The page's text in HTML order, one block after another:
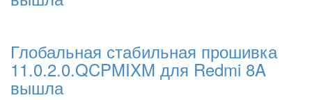
Глобальная стабильная прошивка
11.0.2.0.QCPMIXM для Redmi 8A
вышла